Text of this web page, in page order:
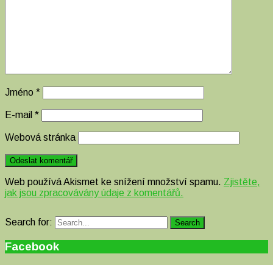
Jméno *
E-mail *
Webová stránka
Web používá Akismet ke snížení množství spamu. Zjistěte,
jak jsou zpracovávány údaje z komentářů.
Search for: Search
Facebook